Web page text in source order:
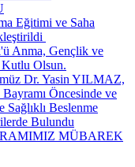
Eğitimi ve Saha
Anma, Gençlik ve
Kutlu Olsun.
Dr. Yasin YILMAZ,
Öncesinde ve
Sağlıklı Beslenme
Bulundu
MÜBAREK